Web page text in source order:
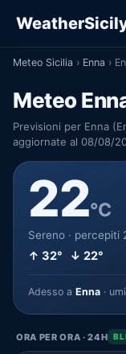
Meteo Sicilia › Enna ›
Meteo
Previsioni per Enna
aggiornate al 08/08/
22°C
Sereno · percepiti
↑ 32° ↓ 22°
Adesso a Enna ·
ORA PER ORA · 24H